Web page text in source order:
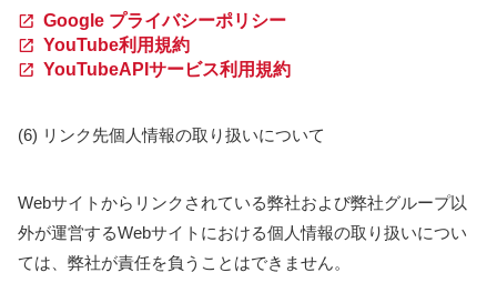
Google プライバシーポリシー
YouTube利用規約
YouTubeAPIサービス利用規約
(6) リンク先個人情報の取り扱いについて
Webサイトからリンクされている弊社および弊社グループ以
外が運営するWebサイトにおける個人情報の取り扱いについ
ては、弊社が責任を負うことはできません。